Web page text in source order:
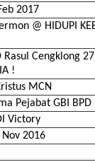
2017
@ HIDUPI
Cengklong
!
MCN
Pejabat GBI BPD
Victory
2016